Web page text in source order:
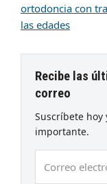
ortodoncia con
las edades
Recibe las
correo
Suscríbete
importante.
electrónico